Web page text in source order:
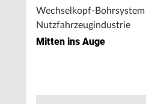
Wechselkopf-
Nutzfahrzeugindustrie
Mitten ins Auge